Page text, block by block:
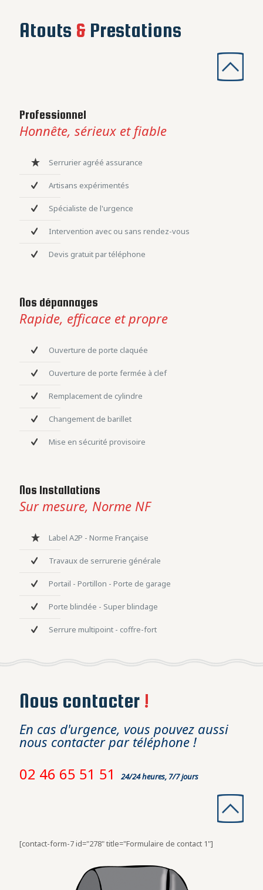
Atouts & Prestations
Professionnel
Honnête, sérieux et fiable
Serrurier agréé assurance
Artisans expérimentés
Spécialiste de l'urgence
Intervention avec ou sans rendez-vous
Devis gratuit par téléphone
Nos dépannages
Rapide, efficace et propre
Ouverture de porte claquée
Ouverture de porte fermée à clef
Remplacement de cylindre
Changement de barillet
Mise en sécurité provisoire
Nos Installations
Sur mesure, Norme NF
Label A2P - Norme Française
Travaux de serrurerie générale
Portail - Portillon - Porte de garage
Porte blindée - Super blindage
Serrure multipoint - coffre-fort
Nous contacter !
En cas d'urgence, vous pouvez aussi
nous contacter par téléphone !
02 46 65 51 51 24/24 heures, 7/7 jours
[contact-form-7 id="278" title="Formulaire de contact 1"]